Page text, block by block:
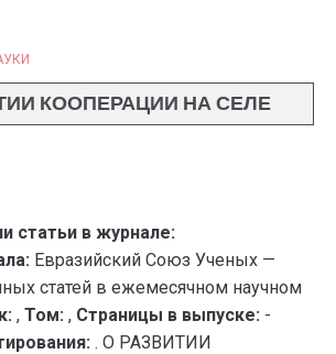
КООПЕРАЦИИ НА СЕЛЕ
статьи в журнале:
Евразийский Союз Ученых —
статей в ежемесячном научном
, Том: , Страницы в выпуске: -
. О РАЗВИТИИ